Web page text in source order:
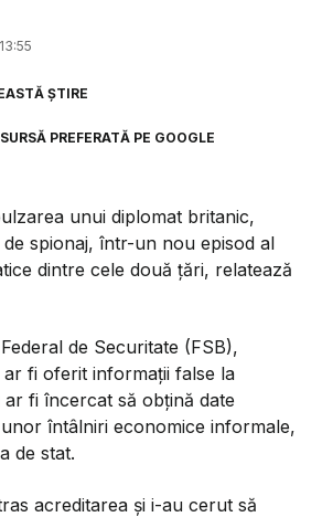
ȘTIRE
PREFERATĂ PE GOOGLE
unui diplomat britanic,
spionaj, într-un nou episod al
dintre cele două țări, relatează
de Securitate (FSB),
fi oferit informații false la
fi încercat să obțină date
întâlniri economice informale,
de stat.
acreditarea și i-au cerut să